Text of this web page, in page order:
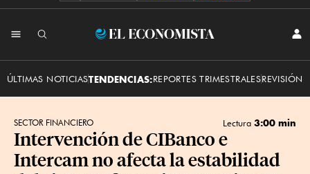
El
ÚLTIMAS NOTICIASTENDENCIAS:REPORTES TRIMESTRALESREVISIÓN
SECTOR FINANCIERO Lectura 3:00 min
Intervención de CIBanco e
Intercam no afecta la estabilidad